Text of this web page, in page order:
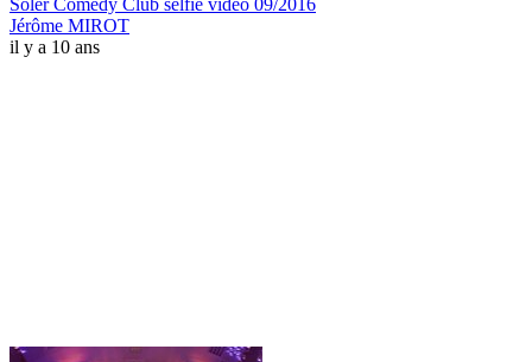
Soler Comedy Club selfie vidéo 09/2016
Jérôme MIROT
il y a 10 ans